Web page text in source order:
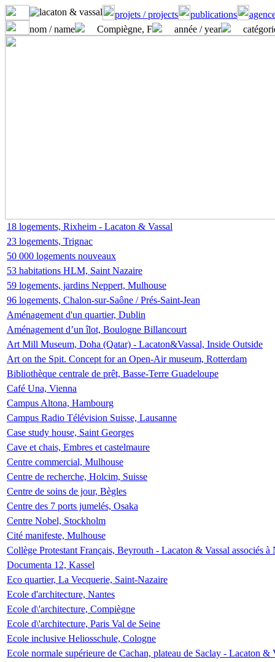
projets / projects publications
nom / name
Compiègne, F année / year
18 logements, Rixheim - Lacaton & Vassal
23 logements, Trignac
50 000 logements nouveaux
53 habitations HLM, Saint Nazaire
59 logements, jardins Neppert, Mulhouse
96 logements, Chalon-sur-Saône / Prés-Saint-Jean
Aménagement d'un quartier, Dublin
Aménagement d’un îlot, Boulogne Billancourt
Art Mill Museum, Doha (Qatar) - Lacaton&Vassal, Inside Outside
Art on the Spit. Concept for an Open-Air museum, Rotterdam
Bibliothèque centrale de prêt, Basse-Terre Guadeloupe
Café Una, Vienna
Campus Altona, Hambourg
Campus Radio Télévision Suisse, Lausanne
Case study house, Saint Georges
Cave et chais, Embres et castelmaure
Centre commercial, Mulhouse
Centre de recherche, Holcim, Suisse
Centre de soins de jour, Bègles
Centre des 7 ports jumelés, Osaka
Centre Nobel, Stockholm
Cité manifeste, Mulhouse
Collège Protestant Français, Beyrouth - Lacaton & Vassal associés
Documenta 12, Kassel
Eco quartier, La Vecquerie, Saint-Nazaire
Ecole d'architecture, Nantes
Ecole d\'architecture, Compiègne
Ecole d\'architecture, Paris Val de Seine
Ecole inclusive Heliosschule, Cologne
Ecole normale supérieure de Cachan, plateau de Saclay - Lacaton &